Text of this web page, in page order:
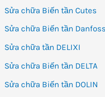
Sửa chữa Biến tần Cutes
Sửa chữa Biến tần Danfoss
Sửa chữa tần DELIXI
Sửa chữa Biến tần DELTA
Sửa chữa Biến tần DOLIN